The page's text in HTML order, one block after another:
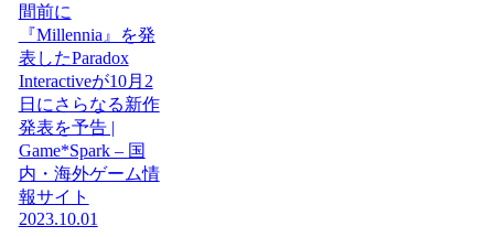
間前に
『Millennia』を発
表したParadox
Interactiveが10月2
日にさらなる新作
発表を予告 |
Game*Spark – 国
内・海外ゲーム情
報サイト
2023.10.01